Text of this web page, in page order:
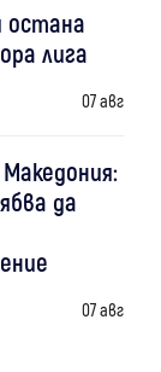
остана
лига
07 авг
да
07 авг